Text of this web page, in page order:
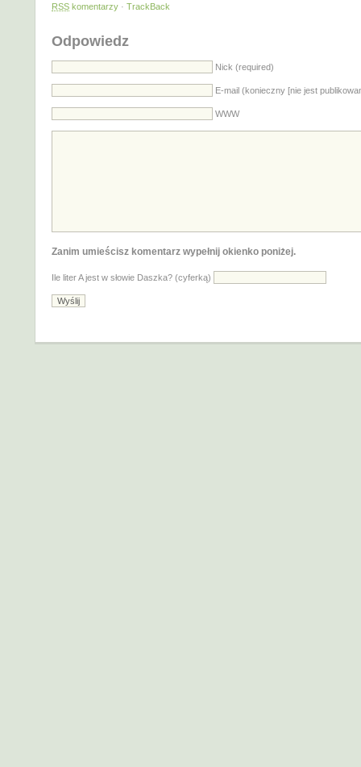
RSS komentarzy · TrackBack
Odpowiedz
Nick (required)
E-mail (konieczny [nie jest
WWW
Zanim umieścisz komentarz wypełnij okienko poniżej.
Ile liter A jest w słowie Daszka? (cyferką)